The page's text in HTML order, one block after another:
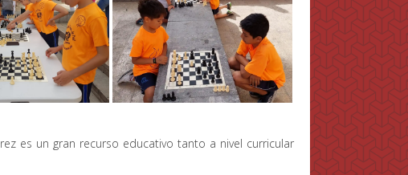
es un gran recurso educativo tanto a nivel curricular